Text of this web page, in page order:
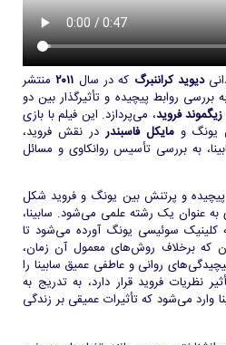
دیوید کراننبرگ که در سال ۲۰۱۱منتشر
روابط پیچیده و تأثیرگذار بین دو
زیگموند فروید، می‌پردازد. این فیلم با بازی
یونگ ومایکل فاسبندردر نقش فروید،
به بررسی تأسیس روانکاوی و مسائل
و پرتنش بین یونگ و فروید شکل
به عنوان یک رشته علمی می‌شود. سابینا،
کلینیک سوئیسی یونگ آورده می‌شود تا
که برخلاف روش‌های معمول آن زمان،
روانی و عاطفی عمیق سابینا را
نظریات فروید قرار دارد، به تدریج به
وارد می‌شود که تأثیرات عمیقی بر زندگی